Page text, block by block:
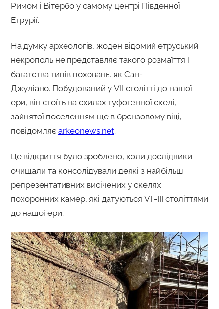
Римом і Вітербо у самому центрі Південної
Етрурії.
На думку археологів, жоден відомий етруський
некрополь не представляє такого розмаїття і
багатства типів поховань, як Сан-
Джуліано. Побудований у VII столітті до нашої
ери, він стоїть на схилах туфогенної скелі,
зайнятої поселенням ще в бронзовому віці,
повідомляє arkeonews.net.
Це відкриття було зроблено, коли дослідники
очищали та консолідували деякі з найбільш
репрезентативних висічених у скелях
похоронних камер, які датуються VII-III століттями
до нашої ери.